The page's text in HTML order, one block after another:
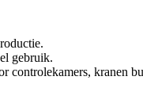
gebruik.
kranen